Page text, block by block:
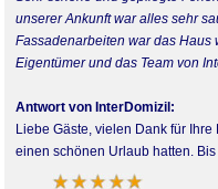
unserer Ankunft war alles sehr
Fassadenarbeiten war das
Eigentümer und das Team von
Antwort von InterDomizil:
Liebe Gäste, vielen Dank für
einen schönen Urlaub hatten.